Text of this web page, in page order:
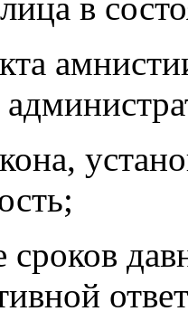
в
сроков